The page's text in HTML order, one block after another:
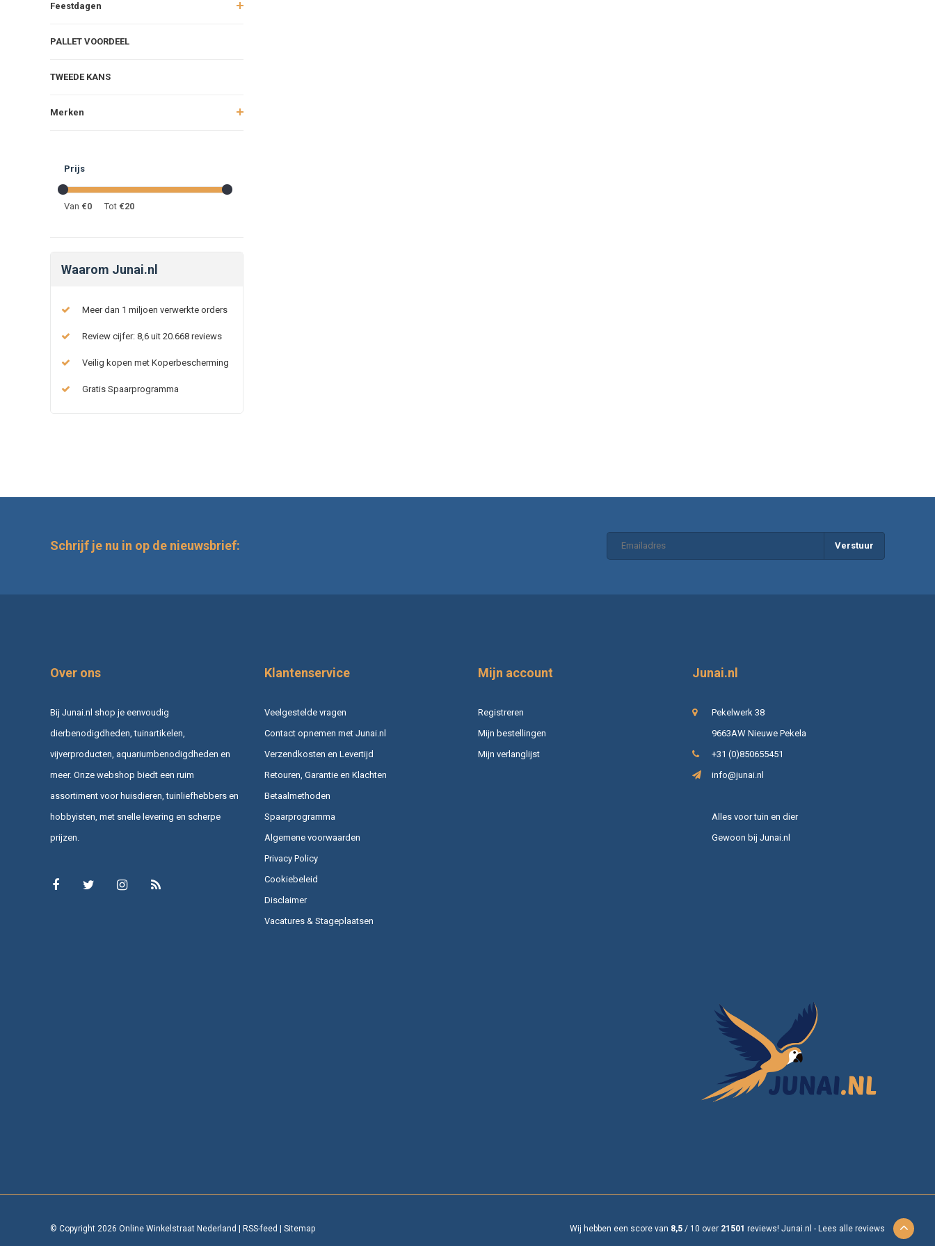
Feestdagen
PALLET VOORDEEL
TWEEDE KANS
Merken
Prijs
Van €0 Tot €20
Waarom Junai.nl
Meer dan 1 miljoen verwerkte orders
Review cijfer: 8,6 uit 20.668 reviews
Veilig kopen met Koperbescherming
Gratis Spaarprogramma
Schrijf je nu in op de nieuwsbrief: Verstuur
Over ons
Bij Junai.nl shop je eenvoudig
dierbenodigdheden, tuinartikelen,
vijverproducten, aquariumbenodigdheden en
meer. Onze webshop biedt een ruim
assortiment voor huisdieren, tuinliefhebbers en
hobbyisten, met snelle levering en scherpe
prijzen.
Klantenservice
Veelgestelde vragen
Contact opnemen met Junai.nl
Verzendkosten en Levertijd
Retouren, Garantie en Klachten
Betaalmethoden
Spaarprogramma
Algemene voorwaarden
Privacy Policy
Cookiebeleid
Disclaimer
Vacatures & Stageplaatsen
Mijn account
Registreren
Mijn bestellingen
Mijn verlanglijst
Junai.nl
Pekelwerk 38
9663AW Nieuwe Pekela
+31 (0)850655451
info@junai.nl
Alles voor tuin en dier
Gewoon bij Junai.nl
© Copyright 2026 Online Winkelstraat Nederland | RSS-feed | Sitemap Wij hebben een score van 8,5 / 10 over 21501 reviews! Junai.nl - Lees alle reviews